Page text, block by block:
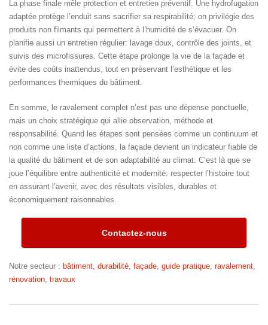
La phase finale mêle protection et entretien préventif. Une hydrofugation
adaptée protège l’enduit sans sacrifier sa respirabilité; on privilégie des
produits non filmants qui permettent à l’humidité de s’évacuer. On
planifie aussi un entretien régulier: lavage doux, contrôle des joints, et
suivis des microfissures. Cette étape prolonge la vie de la façade et
évite des coûts inattendus, tout en préservant l’esthétique et les
performances thermiques du bâtiment.
En somme, le ravalement complet n’est pas une dépense ponctuelle,
mais un choix stratégique qui allie observation, méthode et
responsabilité. Quand les étapes sont pensées comme un continuum et
non comme une liste d’actions, la façade devient un indicateur fiable de
la qualité du bâtiment et de son adaptabilité au climat. C’est là que se
joue l’équilibre entre authenticité et modernité: respecter l’histoire tout
en assurant l’avenir, avec des résultats visibles, durables et
économiquement raisonnables.
Contactez-nous
Notre secteur : bâtiment durabilité façade guide pratique ravalement
rénovation travaux